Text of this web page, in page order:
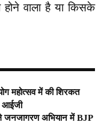
वाला है या किसके
महोत्सव में की शिरकत
आईजी
जनजागरण अभियान में BJP